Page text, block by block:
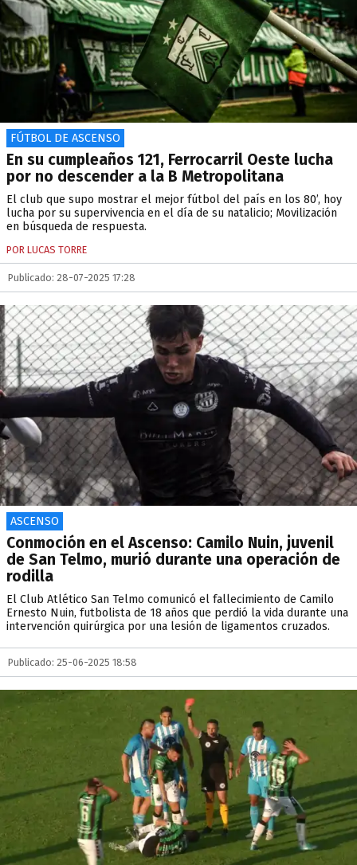
FÚTBOL DE ASCENSO
En su cumpleaños 121, Ferrocarril Oeste lucha
por no descender a la B Metropolitana
El club que supo mostrar el mejor fútbol del país en los 80’, hoy
lucha por su supervivencia en el día de su natalicio; Movilización
en búsqueda de respuesta.
POR LUCAS TORRE
Publicado: 28-07-2025 17:28
ASCENSO
Conmoción en el Ascenso: Camilo Nuin, juvenil
de San Telmo, murió durante una operación de
rodilla
El Club Atlético San Telmo comunicó el fallecimiento de Camilo
Ernesto Nuin, futbolista de 18 años que perdió la vida durante una
intervención quirúrgica por una lesión de ligamentos cruzados.
Publicado: 25-06-2025 18:58